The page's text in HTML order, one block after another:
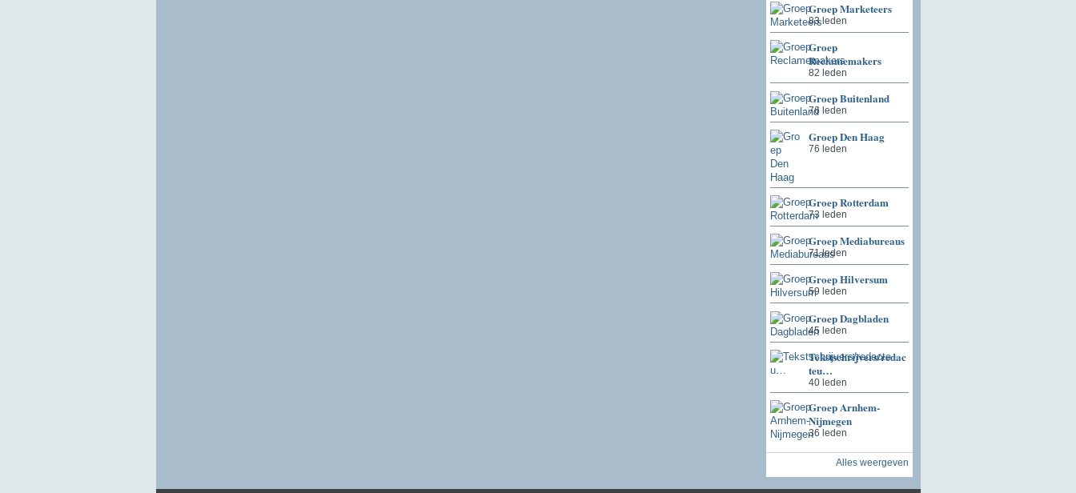
Groep Marketeers
83 leden
Groep
Reclamemakers
82 leden
Groep Buitenland
76 leden
Groep Den Haag
76 leden
Groep Rotterdam
73 leden
Groep Mediabureaus
71 leden
Groep Hilversum
59 leden
Groep Dagbladen
45 leden
Tekstschrijvers/redac
teu…
40 leden
Groep Arnhem-
Nijmegen
36 leden
Alles weergeven